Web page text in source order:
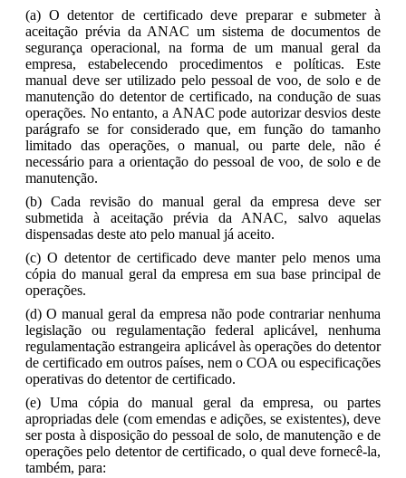
(a) O detentor de certificado deve preparar e submeter à
aceitação prévia da ANAC um sistema de documentos de
segurança operacional, na forma de um manual geral da
empresa, estabelecendo procedimentos e políticas. Este
manual deve ser utilizado pelo pessoal de voo, de solo e de
manutenção do detentor de certificado, na condução de suas
operações. No entanto, a ANAC pode autorizar desvios deste
parágrafo se for considerado que, em função do tamanho
limitado das operações, o manual, ou parte dele, não é
necessário para a orientação do pessoal de voo, de solo e de
manutenção.
(b) Cada revisão do manual geral da empresa deve ser
submetida à aceitação prévia da ANAC, salvo aquelas
dispensadas deste ato pelo manual já aceito.
(c) O detentor de certificado deve manter pelo menos uma
cópia do manual geral da empresa em sua base principal de
operações.
(d) O manual geral da empresa não pode contrariar nenhuma
legislação ou regulamentação federal aplicável, nenhuma
regulamentação estrangeira aplicável às operações do detentor
de certificado em outros países, nem o COA ou especificações
operativas do detentor de certificado.
(e) Uma cópia do manual geral da empresa, ou partes
apropriadas dele (com emendas e adições, se existentes), deve
ser posta à disposição do pessoal de solo, de manutenção e de
operações pelo detentor de certificado, o qual deve fornecê-la,
também, para: